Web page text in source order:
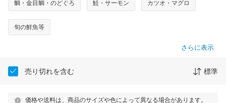
鯛・金目鯛・のどぐろ 鮭・サーモン カツオ・マグロ
旬の鮮魚等
さらに表示
売り切れを含む 標準
価格や送料は、商品のサイズや色によって異なる場合があります。